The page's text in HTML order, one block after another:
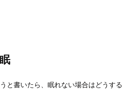
と書いたら、眠れない場合はどうする